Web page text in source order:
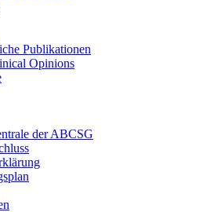
Publikationen
Opinions
der ABCSG